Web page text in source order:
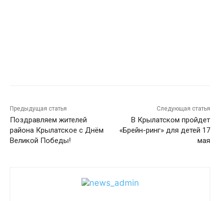
Предыдущая статья
Поздравляем жителей
района Крылатское с Днём
Великой Победы!
Следующая статья
В Крылатском пройдет
«Брейн-ринг» для детей 17
мая